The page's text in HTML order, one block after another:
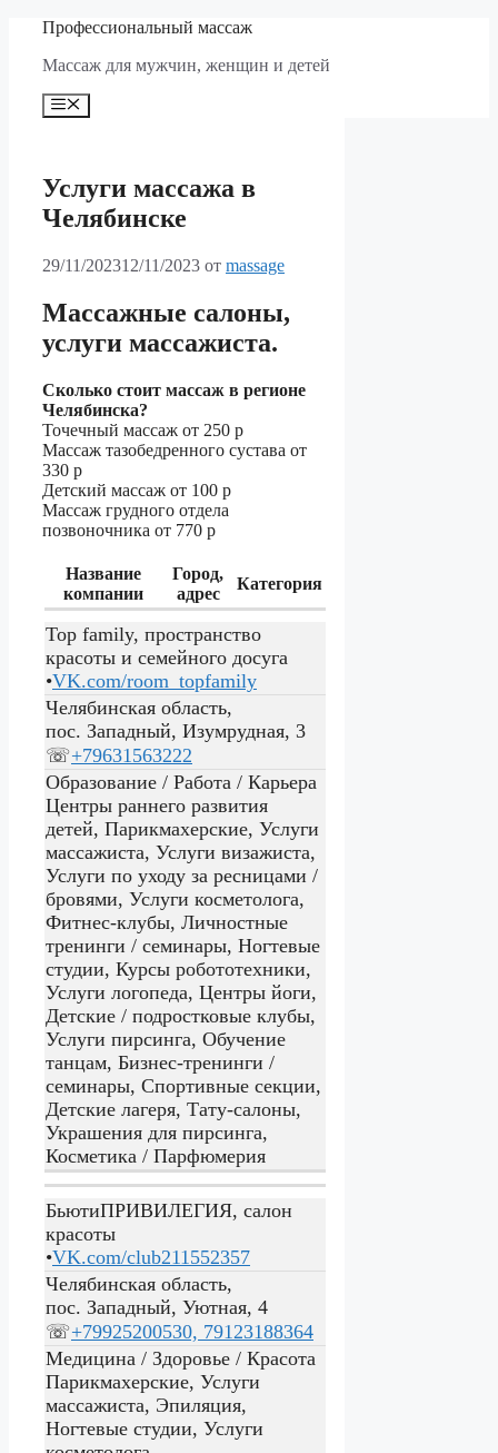
Перейти
содержимому
Профессиональный массаж
Массаж для мужчин, женщин и детей
Меню
Услуги массажа в
Челябинске
29/11/202312/11/2023 от massage
Массажные салоны,
услуги массажиста.
Сколько стоит массаж в регионе
Челябинска?
Точечный массаж от 250 р
Массаж тазобедренного сустава от
330 р
Детский массаж от 100 р
Массаж грудного отдела
позвоночника от 770 р
Название
компании
Город,
адрес
Категория
Top family, пространство
красоты и семейного досуга
•VK.com/room_topfamily
Челябинская область,
пос. Западный, Изумрудная, 3
☏+79631563222
Образование / Работа / Карьера
Центры раннего развития
детей, Парикмахерские, Услуги
массажиста, Услуги визажиста,
Услуги по уходу за ресницами /
бровями, Услуги косметолога,
Фитнес-клубы, Личностные
тренинги / семинары, Ногтевые
студии, Курсы робототехники,
Услуги логопеда, Центры йоги,
Детские / подростковые клубы,
Услуги пирсинга, Обучение
танцам, Бизнес-тренинги /
семинары, Спортивные секции,
Детские лагеря, Тату-салоны,
Украшения для пирсинга,
Косметика / Парфюмерия
БьютиПРИВИЛЕГИЯ, салон
красоты
•VK.com/club211552357
Челябинская область,
пос. Западный, Уютная, 4
☏+79925200530, 79123188364
Медицина / Здоровье / Красота
Парикмахерские, Услуги
массажиста, Эпиляция,
Ногтевые студии, Услуги